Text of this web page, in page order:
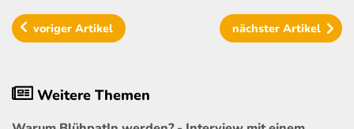
vorigerArtikel nächster Artikel
Weitere Themen